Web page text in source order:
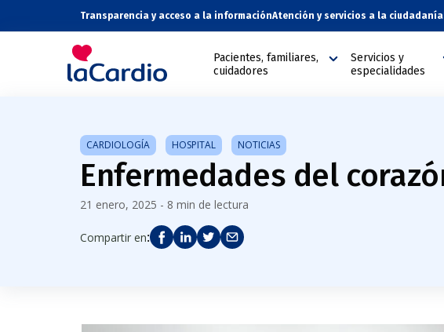
Transparencia y acceso a la informaciónAtención y servicios a la ciudadanía
Pacientes, familiares,
cuidadores
Servicios y
especialidades
CARDIOLOGÍA HOSPITAL NOTICIAS
Enfermedades del
21 enero, 2025 - 8 min de lectura
Compartir en: